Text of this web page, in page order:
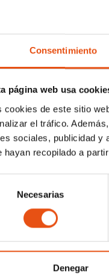
Consentimiento
página web usa
cookies de este sitio
el tráfico.
sociales, publicidad y
hayan recopilado a
Necesarias
Denegar